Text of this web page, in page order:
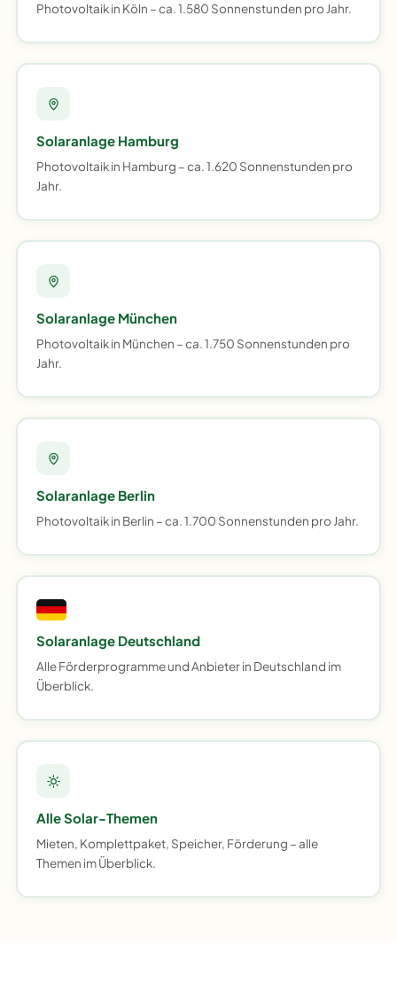
Photovoltaik in Köln – ca. 1.580 Sonnenstunden pro Jahr.
Solaranlage Hamburg
Photovoltaik in Hamburg – ca. 1.620 Sonnenstunden pro
Jahr.
Solaranlage München
Photovoltaik in München – ca. 1.750 Sonnenstunden pro
Jahr.
Solaranlage Berlin
Photovoltaik in Berlin – ca. 1.700 Sonnenstunden pro Jahr.
Solaranlage Deutschland
Alle Förderprogramme und Anbieter in Deutschland im
Überblick.
Alle Solar-Themen
Mieten, Komplettpaket, Speicher, Förderung – alle
Themen im Überblick.